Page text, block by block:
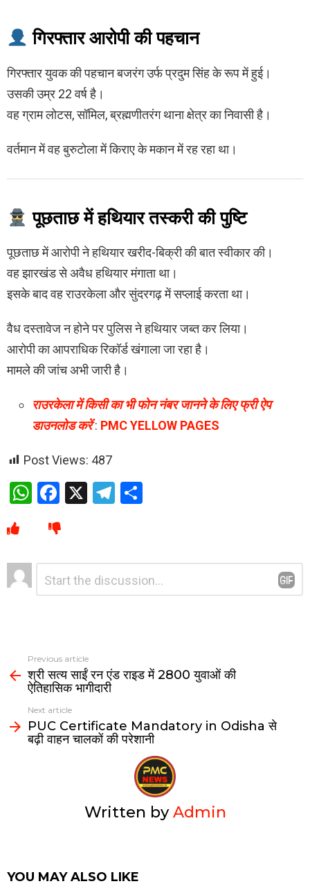
गिरफ्तार आरोपी की पहचान
गिरफ्तार युवक की पहचान बजरंग उर्फ प्रदुम सिंह के रूप में हुई।
उसकी उम्र 22 वर्ष है।
वह ग्राम लोटस, सॉमिल, ब्रह्मणीतरंग थाना क्षेत्र का निवासी है।
वर्तमान में वह बुरुटोला में किराए के मकान में रह रहा था।
पूछताछ में हथियार तस्करी की पुष्टि
पूछताछ में आरोपी ने हथियार खरीद-बिक्री की बात स्वीकार की।
वह झारखंड से अवैध हथियार मंगाता था।
इसके बाद वह राउरकेला और सुंदरगढ़ में सप्लाई करता था।
वैध दस्तावेज न होने पर पुलिस ने हथियार जब्त कर लिया।
आरोपी का आपराधिक रिकॉर्ड खंगाला जा रहा है।
मामले की जांच अभी जारी है।
राउरकेला में किसी का भी फोन नंबर जानने के लिए फ्री ऐप
डाउनलोड करें : PMC YELLOW PAGES
Post Views: 487
W
at
s
A
p
F
ce
b
o
o
X
T
gr
a
m
e
Leave
a
Previous article
श्री सत्य साईं रन एंड राइड में 2800 युवाओं की
ऐतिहासिक भागीदारी
Next article
PUC Certificate Mandatory in Odisha से
बढ़ी वाहन चालकों की परेशानी
Written byAdmin
YOU MAY ALSO LIKE